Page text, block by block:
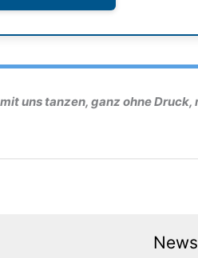
uns tanzen, ganz ohne